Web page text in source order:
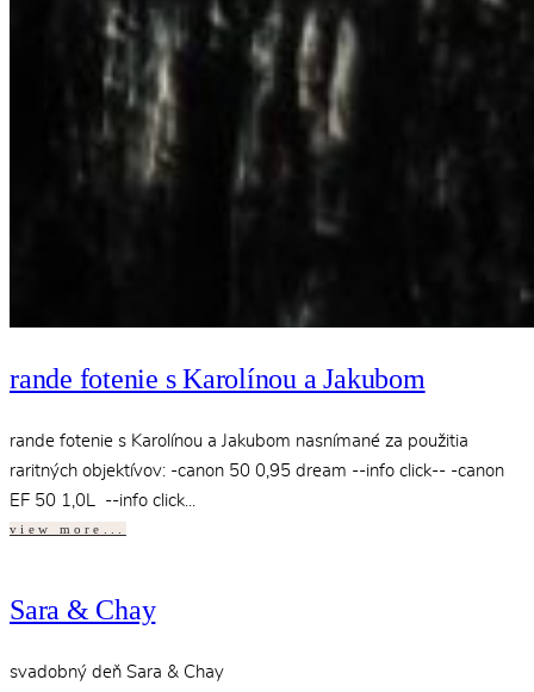
rande fotenie s Karolínou a Jakubom
rande fotenie s Karolínou a Jakubom nasnímané za použitia
raritných objektívov: -canon 50 0,95 dream --info click-- -canon
EF 50 1,0L --info click...
view more...
Sara & Chay
svadobný deň Sara & Chay